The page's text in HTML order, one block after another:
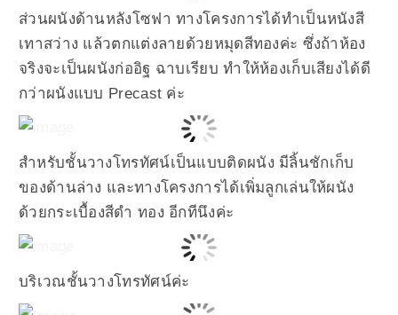
ส่วนผนังด้านหลังโซฟา ทางโครงการได้ทำเป็นหนังสี
เทาสว่าง แล้วตกแต่งลายด้วยหมุดสีทองค่ะ ซึ่งถ้าห้อง
จริงจะเป็นผนังก่ออิฐ ฉาบเรียบ ทำให้ห้องเก็บเสียงได้ดี
กว่าผนังแบบ Precast ค่ะ
สำหรับชั้นวางโทรทัศน์เป็นแบบติดผนัง มีลิ้นชักเก็บ
ของด้านล่าง และทางโครงการได้เพิ่มลูกเล่นให้ผนัง
ด้วยกระเบื้องสีดำ ทอง อีกทีนึงค่ะ
บริเวณชั้นวางโทรทัศน์ค่ะ